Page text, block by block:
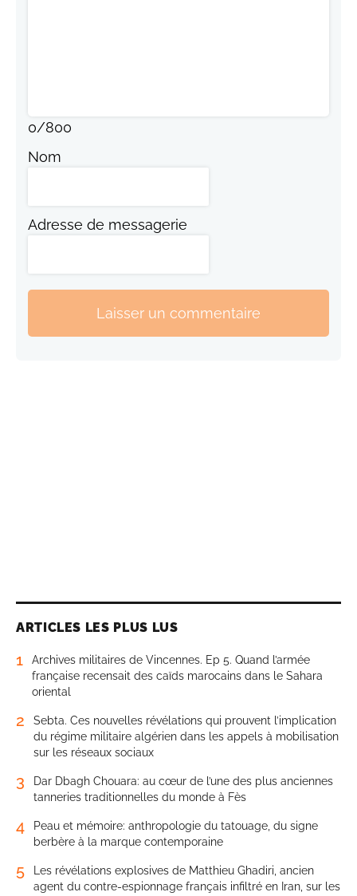
0/800
Nom
Adresse de messagerie
Laisser un commentaire
ARTICLES LES PLUS LUS
1
Archives militaires de Vincennes. Ep 5. Quand l’armée
française recensait des caïds marocains dans le Sahara
oriental
2
Sebta. Ces nouvelles révélations qui prouvent l’implication
du régime militaire algérien dans les appels à mobilisation
sur les réseaux sociaux
3
Dar Dbagh Chouara: au cœur de l’une des plus anciennes
tanneries traditionnelles du monde à Fès
4
Peau et mémoire: anthropologie du tatouage, du signe
berbère à la marque contemporaine
5
Les révélations explosives de Matthieu Ghadiri, ancien
agent du contre-espionnage français infiltré en Iran, sur les